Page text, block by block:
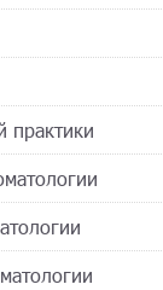
практики